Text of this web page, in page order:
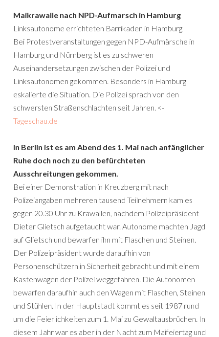
Maikrawalle nach NPD-Aufmarsch in Hamburg
Linksautonome errichteten Barrikaden in Hamburg
Bei Protestveranstaltungen gegen NPD-Aufmärsche in
Hamburg und Nürnberg ist es zu schweren
Auseinandersetzungen zwischen der Polizei und
Linksautonomen gekommen. Besonders in Hamburg
eskalierte die Situation. Die Polizei sprach von den
schwersten Straßenschlachten seit Jahren. <-
Tageschau.de
In Berlin ist es am Abend des 1. Mai nach anfänglicher
Ruhe doch noch zu den befürchteten
Ausschreitungen gekommen.
Bei einer Demonstration in Kreuzberg mit nach
Polizeiangaben mehreren tausend Teilnehmern kam es
gegen 20.30 Uhr zu Krawallen, nachdem Polizeipräsident
Dieter Glietsch aufgetaucht war. Autonome machten Jagd
auf Glietsch und bewarfen ihn mit Flaschen und Steinen.
Der Polizeipräsident wurde daraufhin von
Personenschützern in Sicherheit gebracht und mit einem
Kastenwagen der Polizei weggefahren. Die Autonomen
bewarfen daraufhin auch den Wagen mit Flaschen, Steinen
und Stühlen. In der Hauptstadt kommt es seit 1987 rund
um die Feierlichkeiten zum 1. Mai zu Gewaltausbrüchen. In
diesem Jahr war es aber in der Nacht zum Maifeiertag und